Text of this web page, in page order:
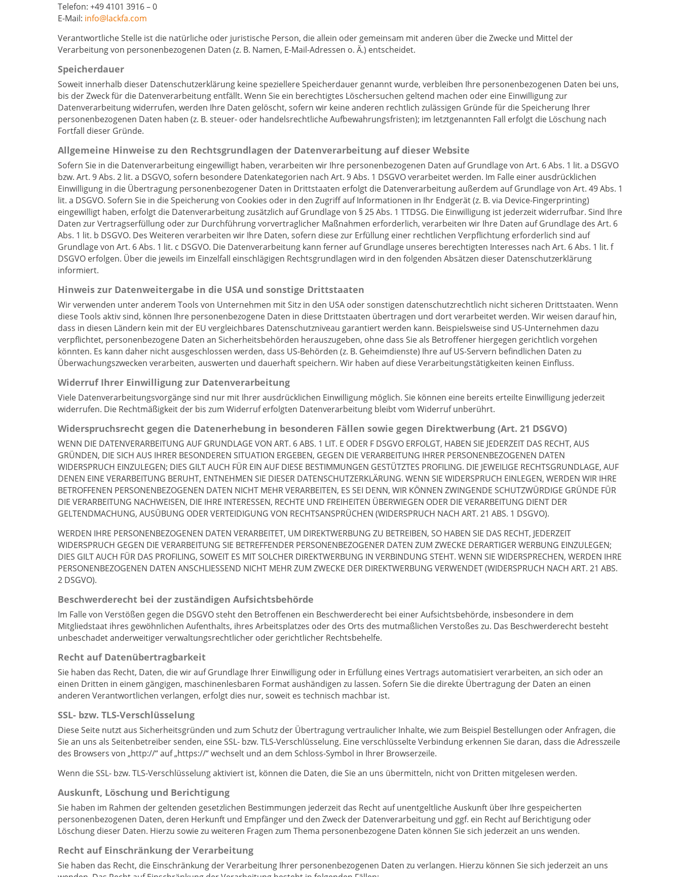
Telefon: +49 4101 3916 – 0
E-Mail: info@lackfa.com
Verantwortliche Stelle ist die natürliche oder juristische Person, die allein oder gemeinsam mit anderen über die Zwecke und Mittel der
Verarbeitung von personenbezogenen Daten (z. B. Namen, E-Mail-Adressen o. Ä.) entscheidet.
Speicherdauer
Soweit innerhalb dieser Datenschutzerklärung keine speziellere Speicherdauer genannt wurde, verbleiben Ihre personenbezogenen Daten bei uns,
bis der Zweck für die Datenverarbeitung entfällt. Wenn Sie ein berechtigtes Löschersuchen geltend machen oder eine Einwilligung zur
Datenverarbeitung widerrufen, werden Ihre Daten gelöscht, sofern wir keine anderen rechtlich zulässigen Gründe für die Speicherung Ihrer
personenbezogenen Daten haben (z. B. steuer- oder handelsrechtliche Aufbewahrungsfristen); im letztgenannten Fall erfolgt die Löschung nach
Fortfall dieser Gründe.
Allgemeine Hinweise zu den Rechtsgrundlagen der Datenverarbeitung auf dieser Website
Sofern Sie in die Datenverarbeitung eingewilligt haben, verarbeiten wir Ihre personenbezogenen Daten auf Grundlage von Art. 6 Abs. 1 lit. a DSGVO
bzw. Art. 9 Abs. 2 lit. a DSGVO, sofern besondere Datenkategorien nach Art. 9 Abs. 1 DSGVO verarbeitet werden. Im Falle einer ausdrücklichen
Einwilligung in die Übertragung personenbezogener Daten in Drittstaaten erfolgt die Datenverarbeitung außerdem auf Grundlage von Art. 49 Abs. 1
lit. a DSGVO. Sofern Sie in die Speicherung von Cookies oder in den Zugriff auf Informationen in Ihr Endgerät (z. B. via Device-Fingerprinting)
eingewilligt haben, erfolgt die Datenverarbeitung zusätzlich auf Grundlage von § 25 Abs. 1 TTDSG. Die Einwilligung ist jederzeit widerrufbar. Sind Ihre
Daten zur Vertragserfüllung oder zur Durchführung vorvertraglicher Maßnahmen erforderlich, verarbeiten wir Ihre Daten auf Grundlage des Art. 6
Abs. 1 lit. b DSGVO. Des Weiteren verarbeiten wir Ihre Daten, sofern diese zur Erfüllung einer rechtlichen Verpflichtung erforderlich sind auf
Grundlage von Art. 6 Abs. 1 lit. c DSGVO. Die Datenverarbeitung kann ferner auf Grundlage unseres berechtigten Interesses nach Art. 6 Abs. 1 lit. f
DSGVO erfolgen. Über die jeweils im Einzelfall einschlägigen Rechtsgrundlagen wird in den folgenden Absätzen dieser Datenschutzerklärung
informiert.
Hinweis zur Datenweitergabe in die USA und sonstige Drittstaaten
Wir verwenden unter anderem Tools von Unternehmen mit Sitz in den USA oder sonstigen datenschutzrechtlich nicht sicheren Drittstaaten. Wenn
diese Tools aktiv sind, können Ihre personenbezogene Daten in diese Drittstaaten übertragen und dort verarbeitet werden. Wir weisen darauf hin,
dass in diesen Ländern kein mit der EU vergleichbares Datenschutzniveau garantiert werden kann. Beispielsweise sind US-Unternehmen dazu
verpflichtet, personenbezogene Daten an Sicherheitsbehörden herauszugeben, ohne dass Sie als Betroffener hiergegen gerichtlich vorgehen
könnten. Es kann daher nicht ausgeschlossen werden, dass US-Behörden (z. B. Geheimdienste) Ihre auf US-Servern befindlichen Daten zu
Überwachungszwecken verarbeiten, auswerten und dauerhaft speichern. Wir haben auf diese Verarbeitungstätigkeiten keinen Einfluss.
Widerruf Ihrer Einwilligung zur Datenverarbeitung
Viele Datenverarbeitungsvorgänge sind nur mit Ihrer ausdrücklichen Einwilligung möglich. Sie können eine bereits erteilte Einwilligung jederzeit
widerrufen. Die Rechtmäßigkeit der bis zum Widerruf erfolgten Datenverarbeitung bleibt vom Widerruf unberührt.
Widerspruchsrecht gegen die Datenerhebung in besonderen Fällen sowie gegen Direktwerbung (Art. 21 DSGVO)
WENN DIE DATENVERARBEITUNG AUF GRUNDLAGE VON ART. 6 ABS. 1 LIT. E ODER F DSGVO ERFOLGT, HABEN SIE JEDERZEIT DAS RECHT, AUS
GRÜNDEN, DIE SICH AUS IHRER BESONDEREN SITUATION ERGEBEN, GEGEN DIE VERARBEITUNG IHRER PERSONENBEZOGENEN DATEN
WIDERSPRUCH EINZULEGEN; DIES GILT AUCH FÜR EIN AUF DIESE BESTIMMUNGEN GESTÜTZTES PROFILING. DIE JEWEILIGE RECHTSGRUNDLAGE, AUF
DENEN EINE VERARBEITUNG BERUHT, ENTNEHMEN SIE DIESER DATENSCHUTZERKLÄRUNG. WENN SIE WIDERSPRUCH EINLEGEN, WERDEN WIR IHRE
BETROFFENEN PERSONENBEZOGENEN DATEN NICHT MEHR VERARBEITEN, ES SEI DENN, WIR KÖNNEN ZWINGENDE SCHUTZWÜRDIGE GRÜNDE FÜR
DIE VERARBEITUNG NACHWEISEN, DIE IHRE INTERESSEN, RECHTE UND FREIHEITEN ÜBERWIEGEN ODER DIE VERARBEITUNG DIENT DER
GELTENDMACHUNG, AUSÜBUNG ODER VERTEIDIGUNG VON RECHTSANSPRÜCHEN (WIDERSPRUCH NACH ART. 21 ABS. 1 DSGVO).
WERDEN IHRE PERSONENBEZOGENEN DATEN VERARBEITET, UM DIREKTWERBUNG ZU BETREIBEN, SO HABEN SIE DAS RECHT, JEDERZEIT
WIDERSPRUCH GEGEN DIE VERARBEITUNG SIE BETREFFENDER PERSONENBEZOGENER DATEN ZUM ZWECKE DERARTIGER WERBUNG EINZULEGEN;
DIES GILT AUCH FÜR DAS PROFILING, SOWEIT ES MIT SOLCHER DIREKTWERBUNG IN VERBINDUNG STEHT. WENN SIE WIDERSPRECHEN, WERDEN IHRE
PERSONENBEZOGENEN DATEN ANSCHLIESSEND NICHT MEHR ZUM ZWECKE DER DIREKTWERBUNG VERWENDET (WIDERSPRUCH NACH ART. 21 ABS.
2 DSGVO).
Beschwerde­recht bei der zuständigen Aufsichts­behörde
Im Falle von Verstößen gegen die DSGVO steht den Betroffenen ein Beschwerderecht bei einer Aufsichtsbehörde, insbesondere in dem
Mitgliedstaat ihres gewöhnlichen Aufenthalts, ihres Arbeitsplatzes oder des Orts des mutmaßlichen Verstoßes zu. Das Beschwerderecht besteht
unbeschadet anderweitiger verwaltungsrechtlicher oder gerichtlicher Rechtsbehelfe.
Recht auf Daten­übertrag­barkeit
Sie haben das Recht, Daten, die wir auf Grundlage Ihrer Einwilligung oder in Erfüllung eines Vertrags automatisiert verarbeiten, an sich oder an
einen Dritten in einem gängigen, maschinenlesbaren Format aushändigen zu lassen. Sofern Sie die direkte Übertragung der Daten an einen
anderen Verantwortlichen verlangen, erfolgt dies nur, soweit es technisch machbar ist.
SSL- bzw. TLS-Verschlüsselung
Diese Seite nutzt aus Sicherheitsgründen und zum Schutz der Übertragung vertraulicher Inhalte, wie zum Beispiel Bestellungen oder Anfragen, die
Sie an uns als Seitenbetreiber senden, eine SSL- bzw. TLS-Verschlüsselung. Eine verschlüsselte Verbindung erkennen Sie daran, dass die Adresszeile
des Browsers von „http://“ auf „https://“ wechselt und an dem Schloss-Symbol in Ihrer Browserzeile.
Wenn die SSL- bzw. TLS-Verschlüsselung aktiviert ist, können die Daten, die Sie an uns übermitteln, nicht von Dritten mitgelesen werden.
Auskunft, Löschung und Berichtigung
Sie haben im Rahmen der geltenden gesetzlichen Bestimmungen jederzeit das Recht auf unentgeltliche Auskunft über Ihre gespeicherten
personenbezogenen Daten, deren Herkunft und Empfänger und den Zweck der Datenverarbeitung und ggf. ein Recht auf Berichtigung oder
Löschung dieser Daten. Hierzu sowie zu weiteren Fragen zum Thema personenbezogene Daten können Sie sich jederzeit an uns wenden.
Recht auf Einschränkung der Verarbeitung
Sie haben das Recht, die Einschränkung der Verarbeitung Ihrer personenbezogenen Daten zu verlangen. Hierzu können Sie sich jederzeit an uns